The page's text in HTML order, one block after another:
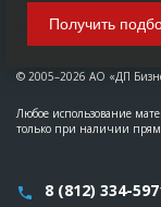
© 2005–2026 АО «ДП
Любое использование
только при наличии
8 (812) 334-
Получить